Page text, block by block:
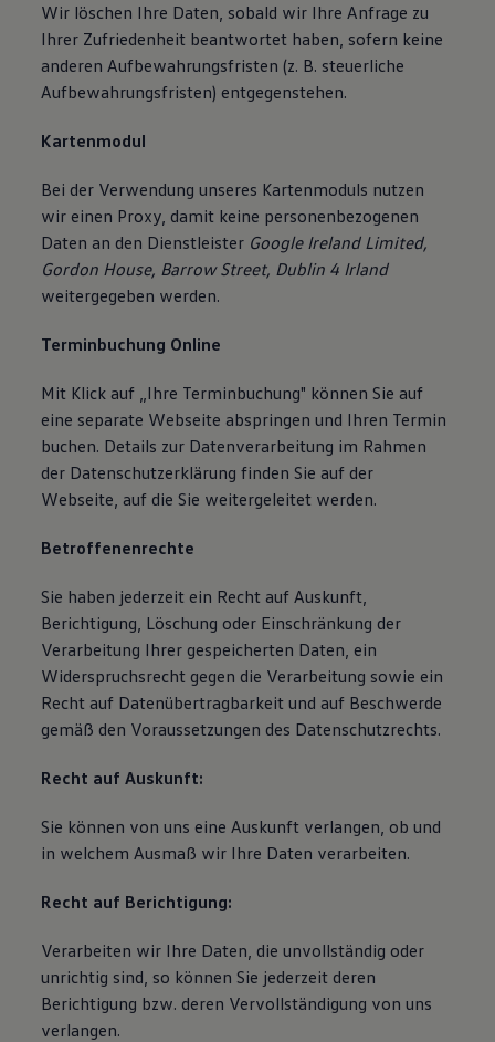
Wir löschen Ihre Daten, sobald wir Ihre Anfrage zu
Ihrer Zufriedenheit beantwortet haben, sofern keine
anderen Aufbewahrungsfristen (z. B. steuerliche
Aufbewahrungsfristen) entgegenstehen.
Kartenmodul
Bei der Verwendung unseres Kartenmoduls nutzen
wir einen Proxy, damit keine personenbezogenen
Daten an den Dienstleister Google Ireland Limited,
Gordon House, Barrow Street, Dublin 4 Irland
weitergegeben werden.
Terminbuchung Online
Mit Klick auf „Ihre Terminbuchung" können Sie auf
eine separate Webseite abspringen und Ihren Termin
buchen. Details zur Datenverarbeitung im Rahmen
der Datenschutzerklärung finden Sie auf der
Webseite, auf die Sie weitergeleitet werden.
Betroffenenrechte
Sie haben jederzeit ein Recht auf Auskunft,
Berichtigung, Löschung oder Einschränkung der
Verarbeitung Ihrer gespeicherten Daten, ein
Widerspruchsrecht gegen die Verarbeitung sowie ein
Recht auf Datenübertragbarkeit und auf Beschwerde
gemäß den Voraussetzungen des Datenschutzrechts.
Recht auf Auskunft:
Sie können von uns eine Auskunft verlangen, ob und
in welchem Ausmaß wir Ihre Daten verarbeiten.
Recht auf Berichtigung:
Verarbeiten wir Ihre Daten, die unvollständig oder
unrichtig sind, so können Sie jederzeit deren
Berichtigung bzw. deren Vervollständigung von uns
verlangen.